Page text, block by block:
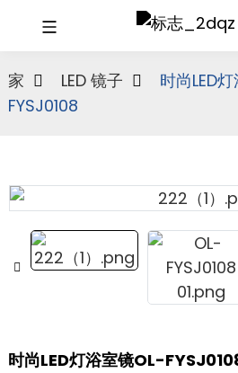
家 LED 镜子
时尚LED
FYSJ0108
时尚LED灯浴室镜OL-